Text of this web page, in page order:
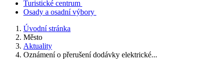
Turistické centrum
Osady a osadní výbory
Úvodní stránka
Město
Aktuality
Oznámení o přerušení dodávky elektrické...